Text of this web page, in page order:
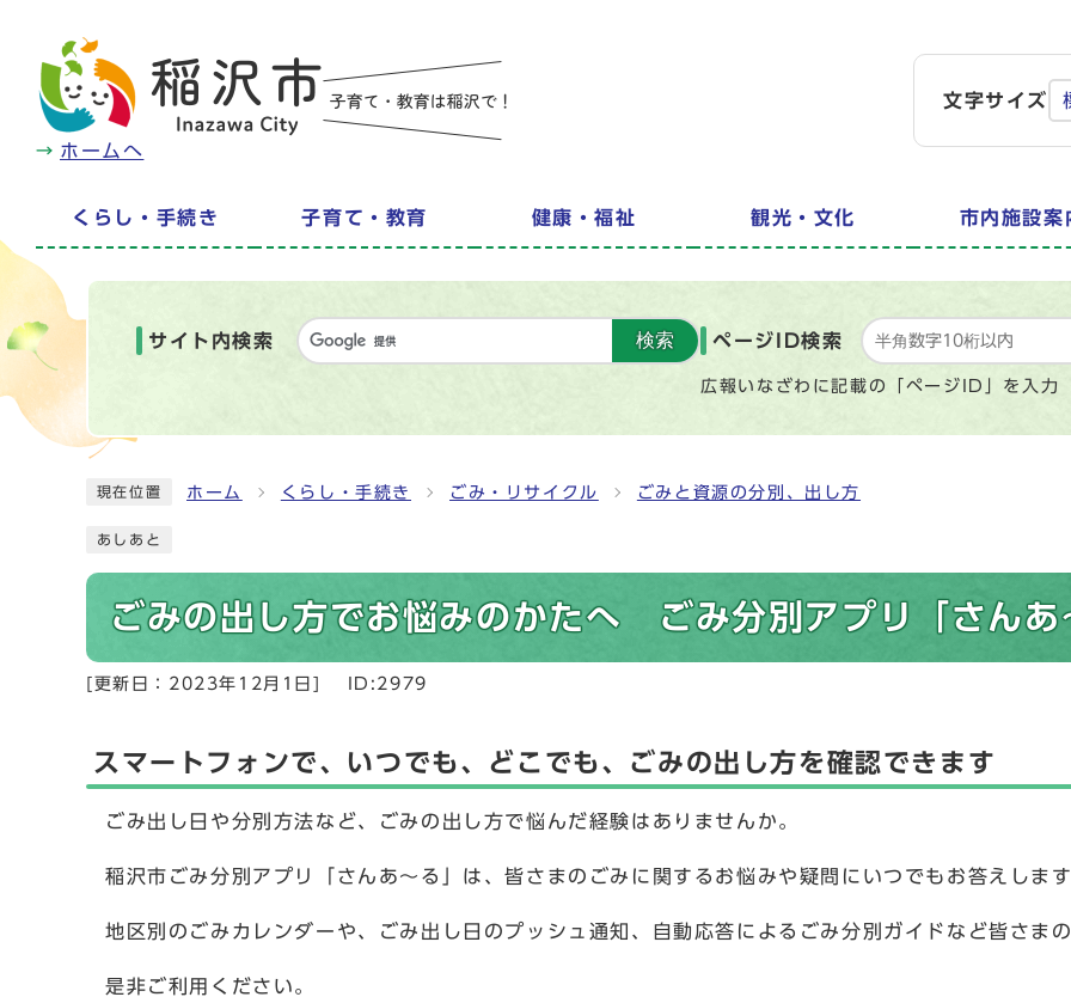
ホームへ
文字サイズ
くらし・手続き 子育て・教育 健康・福祉 観光・文化 市内施設案
サイト内検索 検索 ページID検索
広報いなざわに記載の「ページID」を入力
現在位置 ホーム くらし・手続き ごみ・リサイクル ごみと資源の分別、出し方
あしあと
ごみの出し方でお悩みのかたへ ごみ分別アプリ「さんあ
[更新日： 2023年12月1日 ID:2979
スマートフォンで、いつでも、どこでも、ごみの出し方を確認できます
ごみ出し日や分別方法など、ごみの出し方で悩んだ経験はありませんか。
稲沢市ごみ分別アプリ「さんあ～る」は、皆さまのごみに関するお悩みや疑問にいつでもお答えします
地区別のごみカレンダーや、ごみ出し日のプッシュ通知、自動応答によるごみ分別ガイドなど皆さま
是非ご利用ください。